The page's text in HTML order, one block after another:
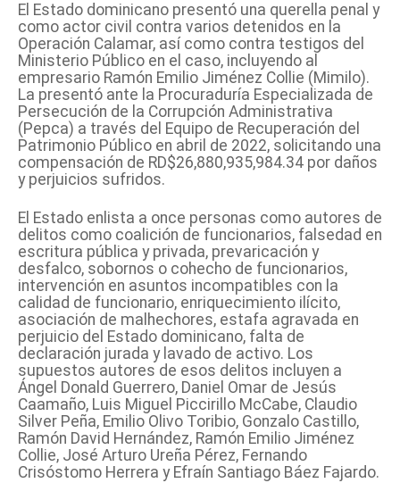
El Estado dominicano presentó una querella penal y
como actor civil contra varios detenidos en la
Operación Calamar, así como contra testigos del
Ministerio Público en el caso, incluyendo al
empresario Ramón Emilio Jiménez Collie (Mimilo).
La presentó ante la Procuraduría Especializada de
Persecución de la Corrupción Administrativa
(Pepca) a través del Equipo de Recuperación del
Patrimonio Público en abril de 2022, solicitando una
compensación de RD$26,880,935,984.34 por daños
y perjuicios sufridos.
El Estado enlista a once personas como autores de
delitos como coalición de funcionarios, falsedad en
escritura pública y privada, prevaricación y
desfalco, sobornos o cohecho de funcionarios,
intervención en asuntos incompatibles con la
calidad de funcionario, enriquecimiento ilícito,
asociación de malhechores, estafa agravada en
perjuicio del Estado dominicano, falta de
declaración jurada y lavado de activo. Los
supuestos autores de esos delitos incluyen a
Ángel Donald Guerrero, Daniel Omar de Jesús
Caamaño, Luis Miguel Piccirillo McCabe, Claudio
Silver Peña, Emilio Olivo Toribio, Gonzalo Castillo,
Ramón David Hernández, Ramón Emilio Jiménez
Collie, José Arturo Ureña Pérez, Fernando
Crisóstomo Herrera y Efraín Santiago Báez Fajardo.